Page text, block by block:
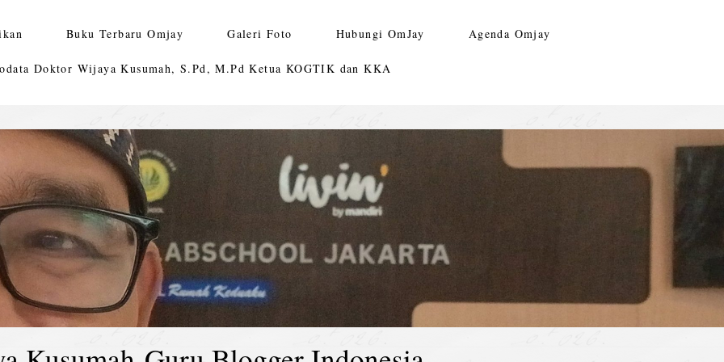
Buku Terbaru Omjay Galeri Foto Hubungi OmJay Agenda Omjay
Doktor Wijaya Kusumah, S.Pd, M.Pd Ketua KOGTIK dan KKA